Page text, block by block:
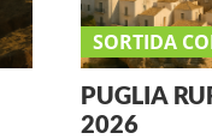
SORTIDA
PUGLIA
2026